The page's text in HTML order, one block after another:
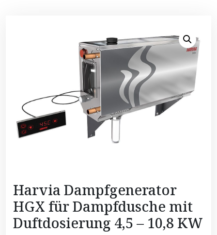
Harvia Dampfgenerator
HGX für Dampfdusche mit
Duftdosierung 4,5 – 10,8 KW